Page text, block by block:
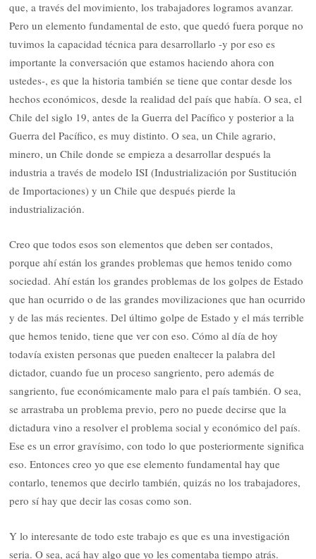
que, a través del movimiento, los trabajadores logramos avanzar.
Pero un elemento fundamental de esto, que quedó fuera porque no
tuvimos la capacidad técnica para desarrollarlo -y por eso es
importante la conversación que estamos haciendo ahora con
ustedes-, es que la historia también se tiene que contar desde los
hechos económicos, desde la realidad del país que había. O sea, el
Chile del siglo 19, antes de la Guerra del Pacífico y posterior a la
Guerra del Pacífico, es muy distinto. O sea, un Chile agrario,
minero, un Chile donde se empieza a desarrollar después la
industria a través de modelo ISI (Industrialización por Sustitución
de Importaciones) y un Chile que después pierde la
industrialización.
Creo que todos esos son elementos que deben ser contados,
porque ahí están los grandes problemas que hemos tenido como
sociedad. Ahí están los grandes problemas de los golpes de Estado
que han ocurrido o de las grandes movilizaciones que han ocurrido
y de las más recientes. Del último golpe de Estado y el más terrible
que hemos tenido, tiene que ver con eso. Cómo al día de hoy
todavía existen personas que pueden enaltecer la palabra del
dictador, cuando fue un proceso sangriento, pero además de
sangriento, fue económicamente malo para el país también. O sea,
se arrastraba un problema previo, pero no puede decirse que la
dictadura vino a resolver el problema social y económico del país.
Ese es un error gravísimo, con todo lo que posteriormente significa
eso. Entonces creo yo que ese elemento fundamental hay que
contarlo, tenemos que decirlo también, quizás no los trabajadores,
pero sí hay que decir las cosas como son.
Y lo interesante de todo este trabajo es que es una investigación
seria. O sea, acá hay algo que yo les comentaba tiempo atrás.